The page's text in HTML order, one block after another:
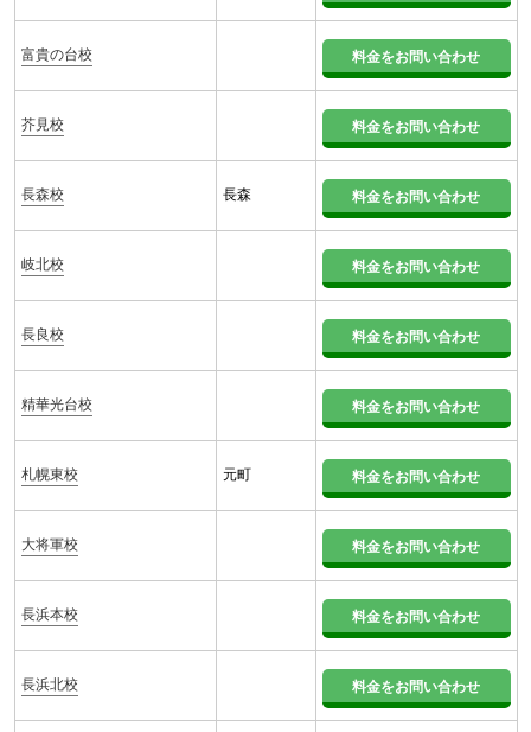
富貴の台校 料金をお問い合わせ
芥見校 料金をお問い合わせ
長森校 長森 料金をお問い合わせ
岐北校 料金をお問い合わせ
長良校 料金をお問い合わせ
精華光台校 料金をお問い合わせ
札幌東校 元町 料金をお問い合わせ
大将軍校 料金をお問い合わせ
長浜本校 料金をお問い合わせ
長浜北校 料金をお問い合わせ